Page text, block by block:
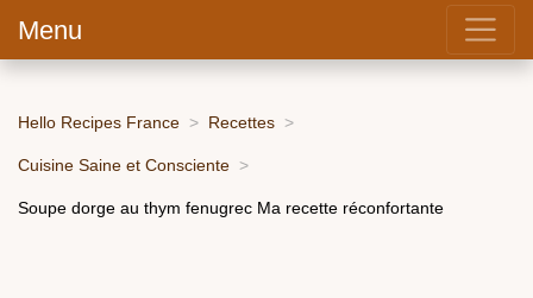
Menu
Hello Recipes France Recettes
Cuisine Saine et Consciente
Soupe dorge au thym fenugrec Ma recette réconfortante